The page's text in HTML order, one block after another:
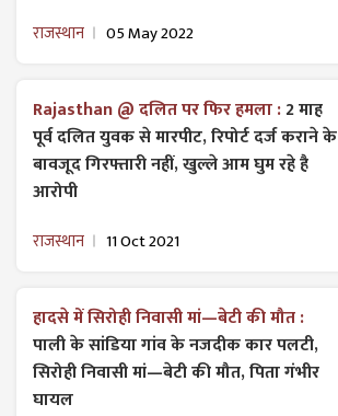
राजस्थान 05 May 2022
Rajasthan @ दलित पर फिर हमला :2 माह
पूर्व दलित युवक से मारपीट, रिपोर्ट दर्ज कराने के
बावजूद गिरफ्तारी नहीं, खुल्ले आम घुम रहे है
आरोपी
राजस्थान 11 Oct 2021
हादसे में सिरोही निवासी मां—बेटी की मौत :
पाली के सांडिया गांव के नजदीक कार पलटी,
सिरोही निवासी मां—बेटी की मौत, पिता गंभीर
घायल